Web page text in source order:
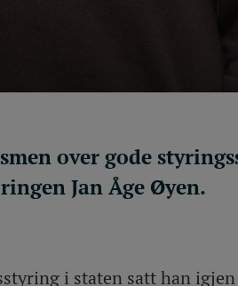
over gode
Jan Åge Øyen.
i staten satt han